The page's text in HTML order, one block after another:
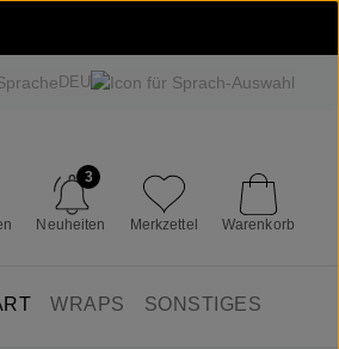
DEU
Neuheiten
3
Merkzettel Warenkorb
WRAPS SONSTIGES